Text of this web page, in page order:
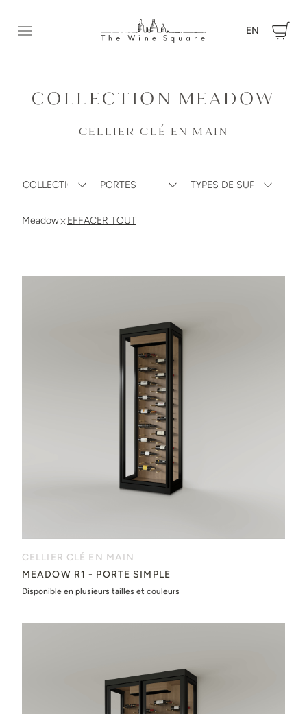
Ouvrir le menu EN
COLLECTION MEADOW
CELLIER CLÉ EN MAIN
Meadow EFFACER TOUT
CELLIER CLÉ EN MAIN
MEADOW R1 - PORTE SIMPLE
Disponible en plusieurs tailles et couleurs